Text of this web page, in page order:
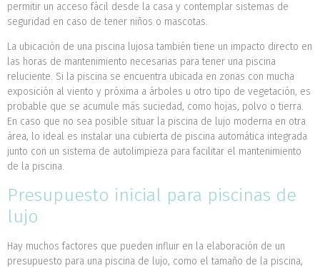
permitir un acceso fácil desde la casa y contemplar sistemas de
seguridad en caso de tener niños o mascotas.
La ubicación de una piscina lujosa también tiene un impacto directo en
las horas de mantenimiento necesarias para tener una piscina
reluciente. Si la piscina se encuentra ubicada en zonas con mucha
exposición al viento y próxima a árboles u otro tipo de vegetación, es
probable que se acumule más suciedad, como hojas, polvo o tierra.
En caso que no sea posible situar la piscina de lujo moderna en otra
área, lo ideal es instalar una cubierta de piscina automática integrada
junto con un sistema de autolimpieza para facilitar el mantenimiento
de la piscina.
Presupuesto inicial para piscinas de
lujo
Hay muchos factores que pueden influir en la elaboración de un
presupuesto para una piscina de lujo, como el tamaño de la piscina,